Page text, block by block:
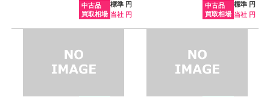
中古品
買取相場
標準 円
当社 円
中古品
買取相場
標準 円
当社 円